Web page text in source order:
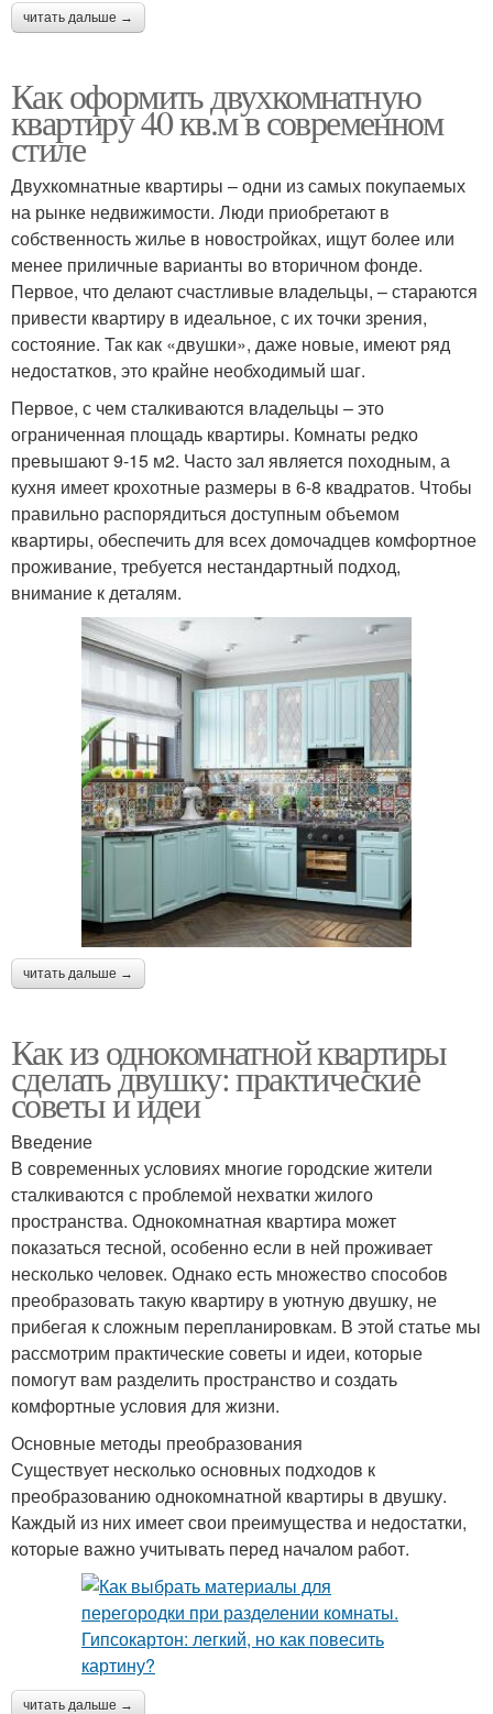
читать дальше →
Как оформить двухкомнатную
квартиру 40 кв.м в современном
стиле
Двухкомнатные квартиры – одни из самых покупаемых
на рынке недвижимости. Люди приобретают в
собственность жилье в новостройках, ищут более или
менее приличные варианты во вторичном фонде.
Первое, что делают счастливые владельцы, – стараются
привести квартиру в идеальное, с их точки зрения,
состояние. Так как «двушки», даже новые, имеют ряд
недостатков, это крайне необходимый шаг.
Первое, с чем сталкиваются владельцы – это
ограниченная площадь квартиры. Комнаты редко
превышают 9-15 м2. Часто зал является походным, а
кухня имеет крохотные размеры в 6-8 квадратов. Чтобы
правильно распорядиться доступным объемом
квартиры, обеспечить для всех домочадцев комфортное
проживание, требуется нестандартный подход,
внимание к деталям.
читать дальше →
Как из однокомнатной квартиры
сделать двушку: практические
советы и идеи
Введение
В современных условиях многие городские жители
сталкиваются с проблемой нехватки жилого
пространства. Однокомнатная квартира может
показаться тесной, особенно если в ней проживает
несколько человек. Однако есть множество способов
преобразовать такую квартиру в уютную двушку, не
прибегая к сложным перепланировкам. В этой статье мы
рассмотрим практические советы и идеи, которые
помогут вам разделить пространство и создать
комфортные условия для жизни.
Основные методы преобразования
Существует несколько основных подходов к
преобразованию однокомнатной квартиры в двушку.
Каждый из них имеет свои преимущества и недостатки,
которые важно учитывать перед началом работ.
читать дальше →